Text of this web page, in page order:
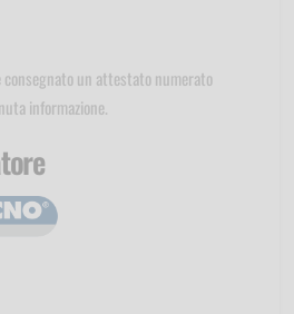
consegnato un attestato numerato
informazione.